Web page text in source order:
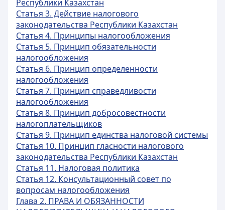
Республики Казахстан
Статья 3. Действие налогового
законодательства Республики Казахстан
Статья 4. Принципы налогообложения
Статья 5. Принцип обязательности
налогообложения
Статья 6. Принцип определенности
налогообложения
Статья 7. Принцип справедливости
налогообложения
Статья 8. Принцип добросовестности
налогоплательщиков
Статья 9. Принцип единства налоговой системы
Статья 10. Принцип гласности налогового
законодательства Республики Казахстан
Статья 11. Налоговая политика
Статья 12. Консультационный совет по
вопросам налогообложения
Глава 2. ПРАВА И ОБЯЗАННОСТИ